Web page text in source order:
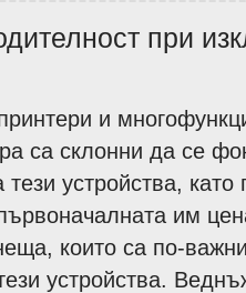
при
и
са склонни да се
устройства, като
им
които са по-
устройства.